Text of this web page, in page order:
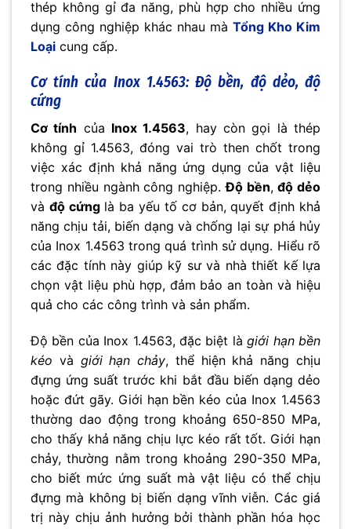
thép không gỉ đa năng, phù hợp cho nhiều ứng
dụng công nghiệp khác nhau mà Tổng Kho Kim
Loại cung cấp.
Cơ tính của Inox 1.4563: Độ bền, độ dẻo, độ
cứng
Cơ tính của Inox 1.4563, hay còn gọi là thép
không gỉ 1.4563, đóng vai trò then chốt trong
việc xác định khả năng ứng dụng của vật liệu
trong nhiều ngành công nghiệp.Độ bền,độ dẻo
và độ cứnglà ba yếu tố cơ bản, quyết định khả
năng chịu tải, biến dạng và chống lại sự phá hủy
của Inox 1.4563 trong quá trình sử dụng. Hiểu rõ
các đặc tính này giúp kỹ sư và nhà thiết kế lựa
chọn vật liệu phù hợp, đảm bảo an toàn và hiệu
quả cho các công trình và sản phẩm.
Độ bền của Inox 1.4563, đặc biệt làgiới hạn bền
kéo và giới hạn chảy, thể hiện khả năng chịu
đựng ứng suất trước khi bắt đầu biến dạng dẻo
hoặc đứt gãy. Giới hạn bền kéo của Inox 1.4563
thường dao động trong khoảng 650-850 MPa,
cho thấy khả năng chịu lực kéo rất tốt. Giới hạn
chảy, thường nằm trong khoảng 290-350 MPa,
cho biết mức ứng suất mà vật liệu có thể chịu
đựng mà không bị biến dạng vĩnh viễn. Các giá
trị này chịu ảnh hưởng bởi thành phần hóa học